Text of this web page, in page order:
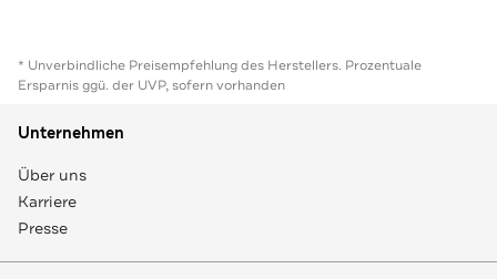
* Unverbindliche Preisempfehlung des Herstellers. Prozentuale
Ersparnis ggü. der UVP, sofern vorhanden
Unternehmen
Über uns
Karriere
Presse